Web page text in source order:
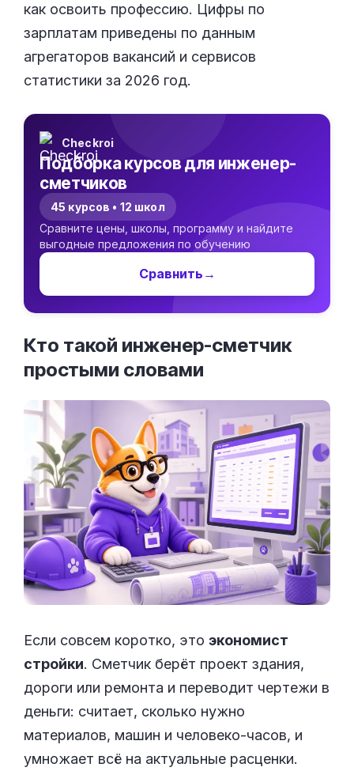
как освоить профессию. Цифры по
зарплатам приведены по данным
агрегаторов вакансий и сервисов
статистики за 2026 год.
Checkroi
Подборка курсов для инженер-
сметчиков
45 курсов • 12 школ
Сравните цены, школы, программу и найдите
выгодные предложения по обучению
Сравнить →
Кто такой инженер-сметчик
простыми словами
Если совсем коротко, это экономист
стройки. Сметчик берёт проект здания,
дороги или ремонта и переводит чертежи в
деньги: считает, сколько нужно
материалов, машин и человеко-часов, и
умножает всё на актуальные расценки.